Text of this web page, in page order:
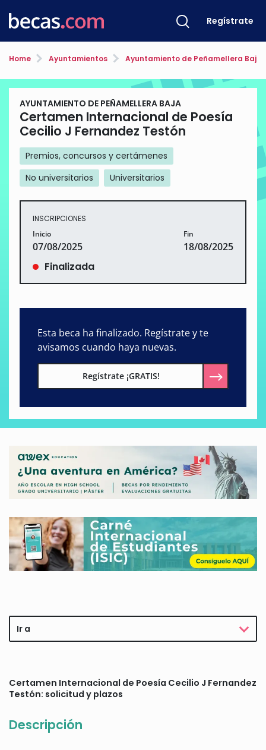
Regístrate
Home Ayuntamientos Ayuntamiento de Peñamellera Baja
AYUNTAMIENTO DE PEÑAMELLERA BAJA
Certamen Internacional de Poesía
Cecilio J Fernandez Testón
Premios, concursos y certámenes
No universitarios
Universitarios
INSCRIPCIONES
Inicio
07/08/2025
Fin
18/08/2025
Finalizada
Esta beca ha finalizado. Regístrate y te
avisamos cuando haya nuevas.
Regístrate ¡GRATIS!
Ir a
Certamen Internacional de Poesía Cecilio J Fernandez
Testón: solicitud y plazos
Descripción